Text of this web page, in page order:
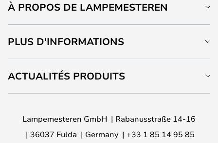
À PROPOS DE LAMPEMESTEREN
PLUS D'INFORMATIONS
ACTUALITÉS PRODUITS
Lampemesteren GmbH
Rabanusstraße 14-16
36037 Fulda
Germany +33 1 85 14 95 85